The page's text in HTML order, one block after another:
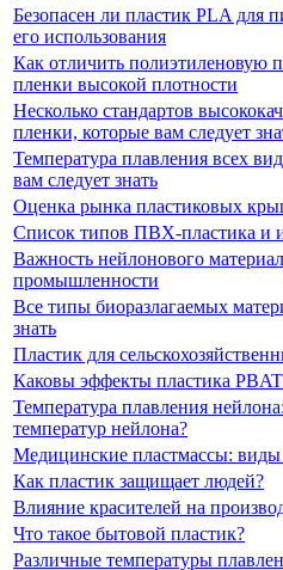
Безопасен ли пластик PLA для
его использования
Как отличить полиэтиленовую
пленки высокой плотности
Несколько стандартов
пленки, которые вам следует
Температура плавления всех
вам следует знать
Оценка рынка пластиковых
Список типов ПВХ-пластика и
Важность нейлонового
промышленности
Все типы биоразлагаемых
знать
Пластик для
Каковы эффекты пластика
Температура плавления
температур нейлона?
Медицинские пластмассы:
Как пластик защищает людей?
Влияние красителей на
Что такое бытовой пластик?
Различные температуры